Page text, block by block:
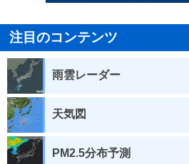
注目のコンテンツ
雨雲レーダー
天気図
PM2.5分布予測